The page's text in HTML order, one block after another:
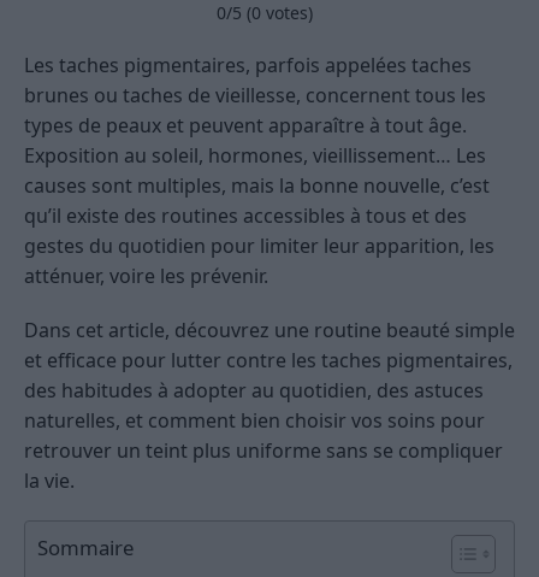
0/5 (0 votes)
Les taches pigmentaires, parfois appelées taches
brunes ou taches de vieillesse, concernent tous les
types de peaux et peuvent apparaître à tout âge.
Exposition au soleil, hormones, vieillissement… Les
causes sont multiples, mais la bonne nouvelle, c’est
qu’il existe des routines accessibles à tous et des
gestes du quotidien pour limiter leur apparition, les
atténuer, voire les prévenir.
Dans cet article, découvrez une routine beauté simple
et efficace pour lutter contre les taches pigmentaires,
des habitudes à adopter au quotidien, des astuces
naturelles, et comment bien choisir vos soins pour
retrouver un teint plus uniforme sans se compliquer
la vie.
Sommaire